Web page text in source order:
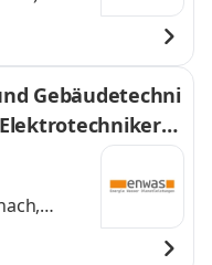
Gebäudetechni